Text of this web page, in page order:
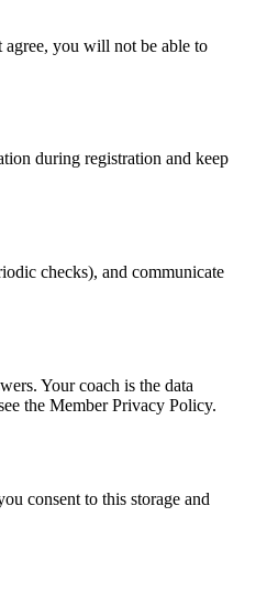
agree, you will not be able to
during registration and keep
checks), and communicate
Your coach is the data
the Member Privacy Policy.
consent to this storage and